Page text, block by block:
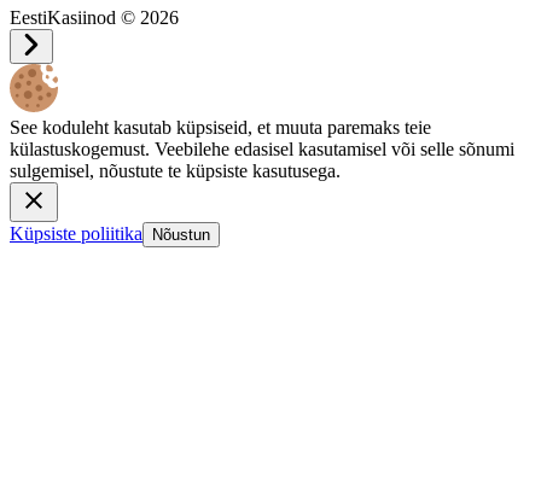
EestiKasiinod © 2026
See koduleht kasutab küpsiseid, et muuta paremaks teie
külastuskogemust. Veebilehe edasisel kasutamisel või selle sõnumi
sulgemisel, nõustute te küpsiste kasutusega.
Küpsiste poliitika Nõustun